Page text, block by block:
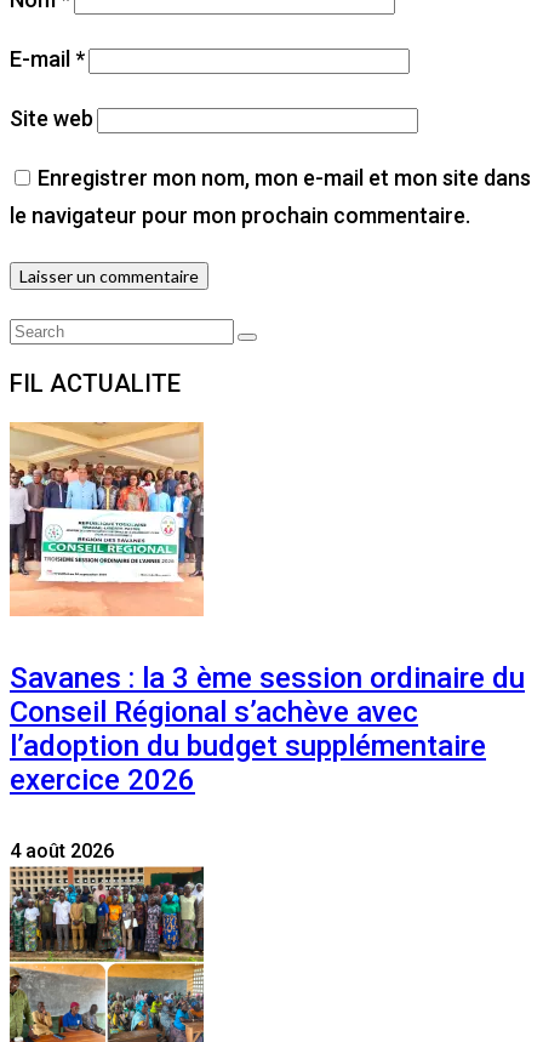
E-mail*
Site web
Enregistrer mon nom, mon e-mail et mon site dans
le navigateur pour mon prochain commentaire.
Search
Search
FIL ACTUALITE
Savanes : la 3 ème session ordinaire du
Conseil Régional s’achève avec
l’adoption du budget supplémentaire
exercice 2026
4 août 2026